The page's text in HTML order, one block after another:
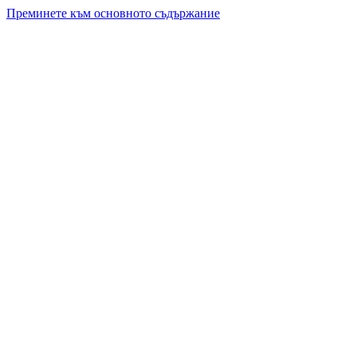
Преминете към основното съдържание